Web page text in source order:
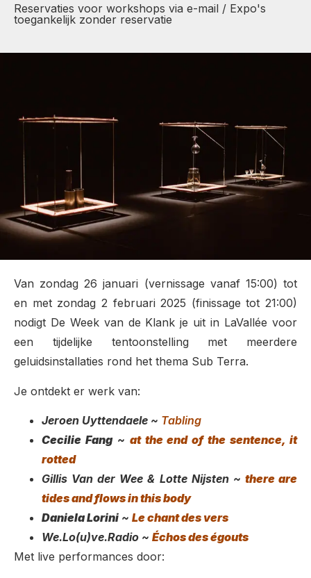
Reservaties voor workshops via e-mail / Expo's
toegankelijk zonder reservatie
Van zondag 26 januari (vernissage vanaf 15:00) tot
en met zondag 2 februari 2025 (finissage tot 21:00)
nodigt De Week van de Klank je uit in LaVallée voor
een tijdelijke tentoonstelling met meerdere
geluidsinstallaties rond het thema Sub Terra.
Je ontdekt er werk van:
Jeroen Uyttendaele ~ Tabling
Cecilie Fang~ at the end of the sentence, it
rotted
Gillis Van der Wee & Lotte Nijsten ~ there are
tides and flows in this body
Daniela Lorini ~ Le chant des vers
We.Lo(u)ve.Radio ~ Échos des égouts
Met live performances door: